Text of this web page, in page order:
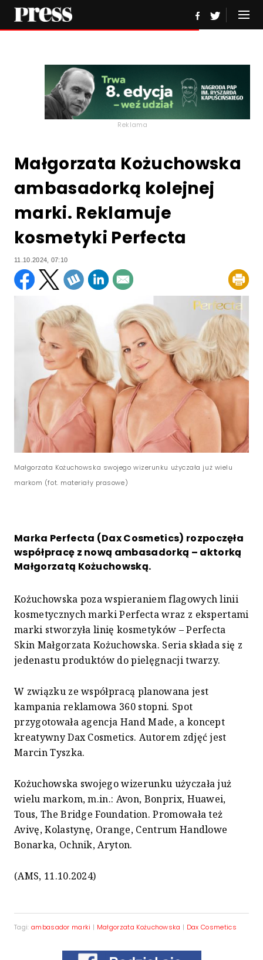
Reklama
Małgorzata Kożuchowska
ambasadorką kolejnej
marki. Reklamuje
kosmetyki Perfecta
11.10.2024, 07:10
Małgorzata Kożuchowska swojego wizerunku użyczała już wielu
markom (fot. materiały prasowe)
Marka Perfecta (Dax Cosmetics) rozpoczęła
współpracę z nową ambasadorką – aktorką
Małgorzatą Kożuchowską.
Kożuchowska poza wspieraniem flagowych linii
kosmetycznych marki Perfecta wraz z ekspertami
marki stworzyła linię kosmetyków – Perfecta
Skin Małgorzata Kożuchowska. Seria składa się z
jedenastu produktów do pielęgnacji twarzy.
W związku ze współpracą planowana jest
kampania reklamowa 360 stopni. Spot
przygotowała agencja Hand Made, a koncept
kreatywny Dax Cosmetics. Autorem zdjęć jest
Marcin Tyszka.
Kożuchowska swojego wizerunku użyczała już
wielu markom, m.in.: Avon, Bonprix, Huawei,
Tous, The Bridge Foundation. Promowała też
Avivę, Kolastynę, Orange, Centrum Handlowe
Bonarka, Ochnik, Aryton.
(AMS, 11.10.2024)
Tagi: ambasador marki | Małgorzata Kożuchowska | Dax Cosmetics